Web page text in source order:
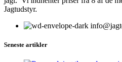
Jagtudstyr.
Seneste artikler